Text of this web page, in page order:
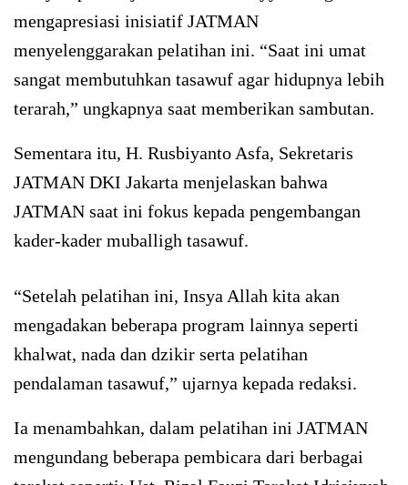
mengapresiasi inisiatif JATMAN
menyelenggarakan pelatihan ini. “Saat ini umat
sangat membutuhkan tasawuf agar hidupnya lebih
terarah,” ungkapnya saat memberikan sambutan.
Sementara itu, H. Rusbiyanto Asfa, Sekretaris
JATMAN DKI Jakarta menjelaskan bahwa
JATMAN saat ini fokus kepada pengembangan
kader-kader muballigh tasawuf.
“Setelah pelatihan ini, Insya Allah kita akan
mengadakan beberapa program lainnya seperti
khalwat, nada dan dzikir serta pelatihan
pendalaman tasawuf,” ujarnya kepada redaksi.
Ia menambahkan, dalam pelatihan ini JATMAN
mengundang beberapa pembicara dari berbagai